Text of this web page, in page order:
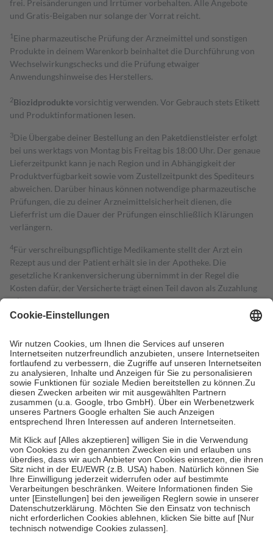
frei. Preisänderungen und Irrtümer vorbehalten. Alle Angebote
und Gratis-Beigaben nur solange der Vorrat reicht.
1 Eine pharmazeutische Prüfung der Arzneimittel und sonstigen
Produkte in deinem Warenkorb beinhaltet die Durchführung von
Wechselwirkungschecks und die Prüfung etwaiger
Anwendungshinweise des Herstellers.
2Biozidproduktevorsichtig verwenden. Vor Gebrauch stets Etikett
und Produktinformationen lesen.
3Die Übergabe deiner Bestellung an den Paketdienstleister erfolgt
bei uns werktags von Montag bis Freitag bis 18:00 Uhr. Der genaue
Lieferzeitpunkt kann je nach Region und in Abhängigkeit der
Produktverfügbarkeit sowie vom Zustellzeitpunkt des Spediteurs
abweichen. Darüber hinaus können notwendige pharmazeutische
Prüfungen, die zu deiner Arzneimittelsicherheit dienen, die
Lieferfrist um die Dauer der Prüfungen einschließlich Klärungen
verlängern.
4Für verschreibungspflichtige Medikamente stellt der Arzt ein
Rezept aus und der Patient erhält sie in der Apotheke. Die
gesetzliche Krankenversicherung übernimmt in der Regel die
Kosten dafür, der Versicherte trägt einen Teil davon als Zuzahlung
mit.
Grundsätzlich leisten Mitglieder Zuzahlungen in Höhe von zehn
höchstens zehn Euro.
Es sind jedoch nie mehr als die tatsächlichen
Kosten der Leistung zu entrichten.
Diese Regeln gelten grundsätzlich auch für Online-Apotheken.
Bei Heilmitteln und häuslicher Krankenpflege beträgt die
Zuzahlung zehn Prozent der Kosten sowie zehn Euro je
Verordnung.
Um das Engagement der Versicherten für ihre eigene Gesundheit zu
stärken und die besondere Stellung der Familie zu unterstützen,
fallenkeine Zuzahlungenan bei:
• Kindern und Jugendlichen bis zum vollendeten 18. Lebensjahr
mit Ausnahme der Fahrkosten
• Untersuchungen zur Vorsorge und Früherkennung, die von der
GKV getragen werden
• empfohlenen Schutzimpfungen
• Harn- und Blutteststreifen